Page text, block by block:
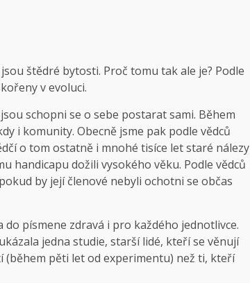
štědré bytosti. Proč tomu tak ale je? Podle
v evoluci.
schopni se o sebe postarat sami. Během
i komunity. Obecně jsme pak podle vědců
o tom ostatně i mnohé tisíce let staré nálezy
handicapu dožili vysokého věku. Podle vědců
by její členové nebyli ochotni se občas
písmene zdravá i pro každého jednotlivce.
jedna studie, starší lidé, kteří se věnují
pěti let od experimentu) než ti, kteří